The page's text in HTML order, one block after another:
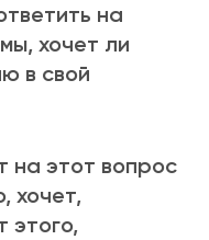
на
хочет ли
в свой
на этот вопрос
хочет,
этого,